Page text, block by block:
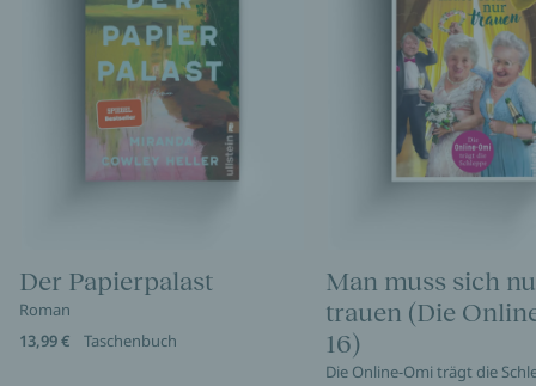
Der Papierpalast
Roman
13,99 €
Taschenbuch
Man muss sich
trauen (Die
16)
Die Online-Omi trägt die